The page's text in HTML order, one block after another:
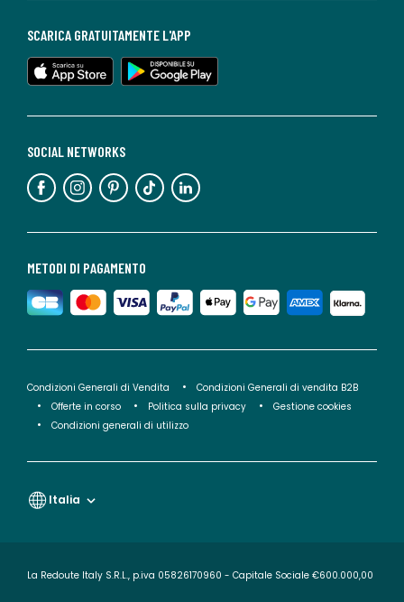
METODI DI PAGAMENTO
SOCIAL NETWORKS
SCARICA GRATUITAMENTE L'APP
Condizioni Generali di Vendita
Condizioni Generali di vendita B2B
Offerte in corso
Politica sulla privacy
Gestione cookies
Condizioni generali di utilizzo
Italia
La Redoute Italy S.R.L., p.iva 05826170960 - Capitale Sociale €600.000,00